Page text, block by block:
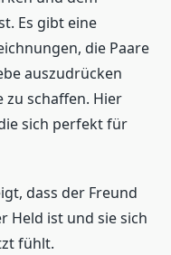
Es gibt eine
die Paare
auszudrücken
zu schaffen. Hier
sich perfekt für
dass der Freund
Held ist und sie sich
fühlt.